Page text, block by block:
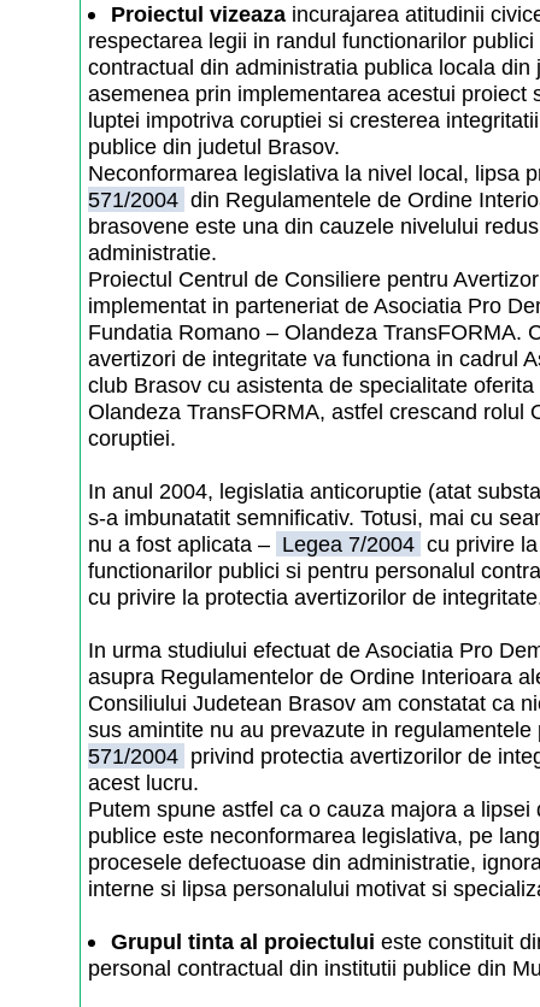
Proiectul vizeazaincurajarea atitudinii
respectarea legii in randul functionarilor
contractual din administratia publica locala din
asemenea prin implementarea acestui proiect
luptei impotriva coruptiei si cresterea
publice din judetul Brasov.
Neconformarea legislativa la nivel local, lipsa
571/2004 din Regulamentele de Ordine
brasovene este una din cauzele nivelului
administratie.
Proiectul Centrul de Consiliere pentru
implementat in parteneriat de Asociatia Pro
Fundatia Romano – Olandeza TransFORMA.
avertizori de integritate va functiona in cadrul
club Brasov cu asistenta de specialitate
Olandeza TransFORMA, astfel crescand rolul
coruptiei.
In anul 2004, legislatia anticoruptie (atat
s-a imbunatatit semnificativ. Totusi, mai cu
nu a fost aplicata – Legea 7/2004 cu privire
functionarilor publici si pentru personalul
cu privire la protectia avertizorilor de
In urma studiului efectuat de Asociatia Pro
asupra Regulamentelor de Ordine Interioara
Consiliului Judetean Brasov am constatat ca
sus amintite nu au prevazute in
571/2004 privind protectia avertizorilor de
acest lucru.
Putem spune astfel ca o cauza majora a
publice este neconformarea legislativa, pe
procesele defectuoase din administratie,
interne si lipsa personalului motivat si
Grupul tinta al proiectului este constituit
personal contractual din institutii publice din